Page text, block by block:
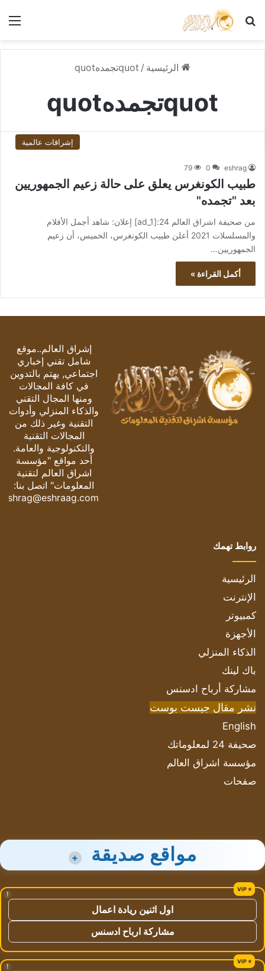
بحث عن
الرئيسية / quotتجمدهquot
quotتجمدهquot
إشراقات عالمية
eshrag
0
79
طبيب الكونغرس يعلق على حالة زعيم الجمهوريين
بعد "تجمده"
من صحيفة اشراق العالم 24:[ad_1] إعلان: شاهد أجمل الأفلام
والمسلسلات 2021 أعلن طبيب الكونغرس، الخميس، أن زعيم
الجمهوريين…
أكمل القراءة »
إشراق العالم..موقع
شامل تقني إخباري
اجتماعي, يهتم بالتدوين
في كافة المجالات
ومنها المجال التقني
والذكاء المنزلي وأدوات
التقنية وغير ذلك من
المجالات التقنية
والتكنولوجية والعامة.
أحد مواقع "مؤسسة
اشراق العالم لتقنية
المعلومات" اتصل بنا:
eshrag@eshraag.com
روابط تهمك
الرئيسية
الإنترنت
كمبيوتر
الأجهزة
الذكاء المنزلي
باك لينك
مشاركة أرباح ادسنس
نشر مقال جيست بوست
English
صحيفة 24 لمعلوماتك
مؤسسة اشراق العالم
صفحات
مواقع صديقة +
!
اول اثنين ريادة اعمال
مشاركة ارباح ادسنس
!